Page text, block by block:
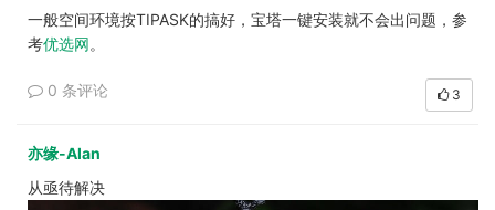
一般空间环境按TIPASK的搞好，宝塔一键安装就不会出问题，参
考优选网。
0 条评论 3
亦缘-Alan
从亟待解决